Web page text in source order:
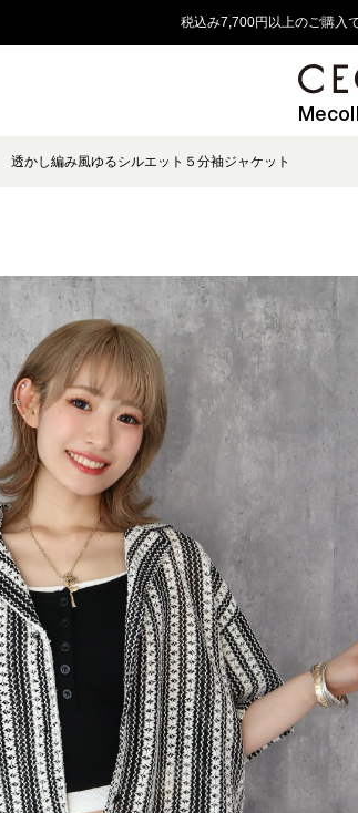
税込み7,700円以上のご購入
透かし編み風ゆるシルエット５分袖ジャケット